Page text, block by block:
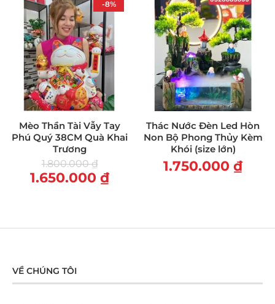
-8%
Mèo Thần Tài Vẫy Tay
Phú Quý 38CM Quà Khai
Trương
1.800.000₫
1.650.000 ₫
Thác Nước Đèn Led Hòn
Non Bộ Phong Thủy Kèm
Khói (size lớn)
1.750.000 ₫
VỀ CHÚNG TÔI